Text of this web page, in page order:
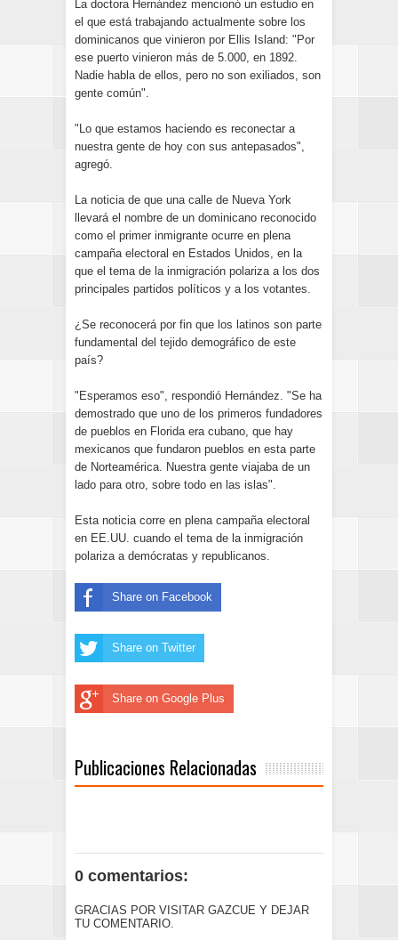
La doctora Hernández mencionó un estudio en
el que está trabajando actualmente sobre los
dominicanos que vinieron por Ellis Island: "Por
ese puerto vinieron más de 5.000, en 1892.
Nadie habla de ellos, pero no son exiliados, son
gente común".
"Lo que estamos haciendo es reconectar a
nuestra gente de hoy con sus antepasados",
agregó.
La noticia de que una calle de Nueva York
llevará el nombre de un dominicano reconocido
como el primer inmigrante ocurre en plena
campaña electoral en Estados Unidos, en la
que el tema de la inmigración polariza a los dos
principales partidos políticos y a los votantes.
¿Se reconocerá por fin que los latinos son parte
fundamental del tejido demográfico de este
país?
"Esperamos eso", respondió Hernández. "Se ha
demostrado que uno de los primeros fundadores
de pueblos en Florida era cubano, que hay
mexicanos que fundaron pueblos en esta parte
de Norteamérica. Nuestra gente viajaba de un
lado para otro, sobre todo en las islas".
Esta noticia corre en plena campaña electoral
en EE.UU. cuando el tema de la inmigración
polariza a demócratas y republicanos.
Share on Facebook
Share on Twitter
Share on Google Plus
Publicaciones Relacionadas
0 comentarios:
GRACIAS POR VISITAR GAZCUE Y DEJAR
TU COMENTARIO.